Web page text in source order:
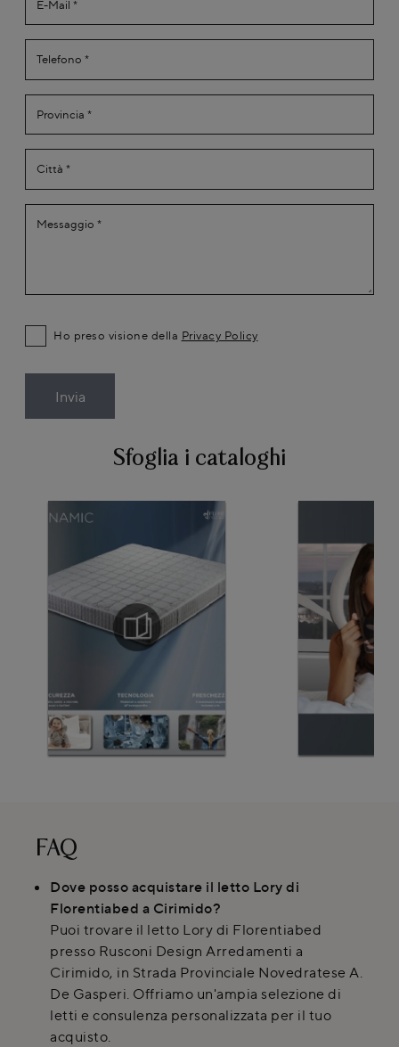
Sfoglia i cataloghi
Ho preso visione della Privacy Policy
Invia
FAQ
Dove posso acquistare il letto Lory di
Florentiabed a Cirimido?
Puoi trovare il letto Lory di Florentiabed
presso Rusconi Design Arredamenti a
Cirimido, in Strada Provinciale Novedratese A.
De Gasperi. Offriamo un'ampia selezione di
letti e consulenza personalizzata per il tuo
acquisto.